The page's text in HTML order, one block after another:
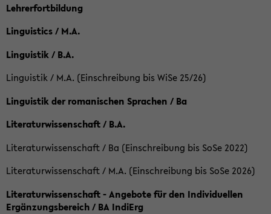
Lehrerfortbildung
Linguistics / M.A.
Linguistik / B.A.
Linguistik / M.A. (Einschreibung bis WiSe 25/26)
Linguistik der romanischen Sprachen / Ba
Literaturwissenschaft / B.A.
Literaturwissenschaft / Ba (Einschreibung bis SoSe 2022)
Literaturwissenschaft / M.A. (Einschreibung bis SoSe 2026)
Literaturwissenschaft - Angebote für den Individuellen
Ergänzungsbereich / BA IndiErg